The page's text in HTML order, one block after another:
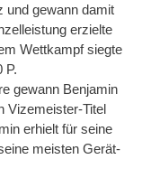
und gewann damit
erzielte
Wettkampf siegte
P.
gewann Benjamin
Vizemeister-Titel
erhielt für seine
meisten Gerät-